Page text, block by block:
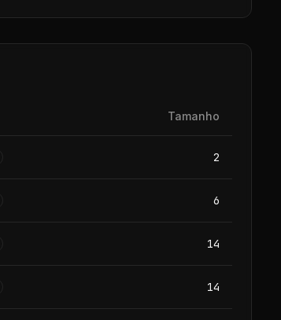
Tamanho
2
6
14
14